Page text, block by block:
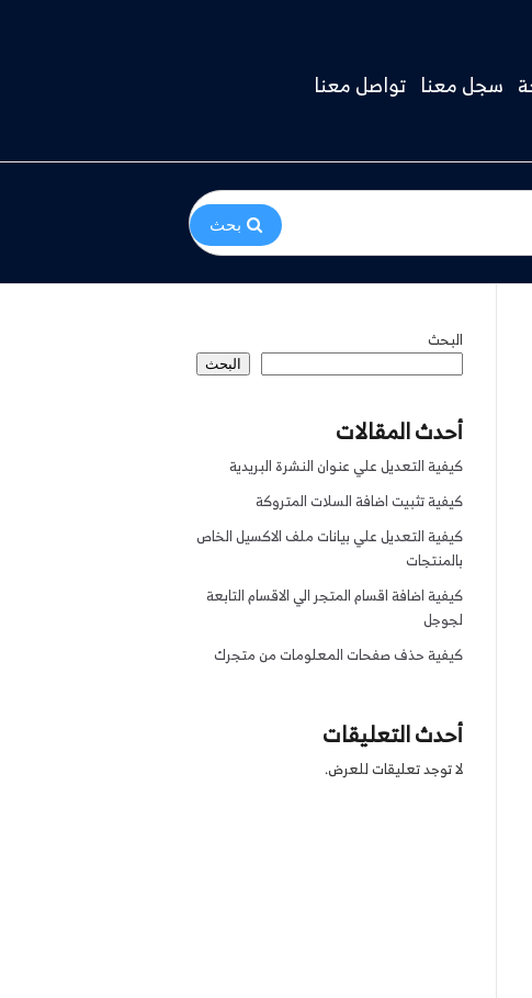
سجل معنا تواصل معنا
بحث
البحث
البحث
أحدث المقالات
كيفية التعديل علي عنوان النشرة البريدية
كيفية تثبيت اضافة السلات المتروكة
كيفية التعديل علي بيانات ملف الاكسيل الخاص
بالمنتجات
كيفية اضافة اقسام المتجر الي الاقسام التابعة
لجوجل
كيفية حذف صفحات المعلومات من متجرك
أحدث التعليقات
لا توجد تعليقات للعرض.